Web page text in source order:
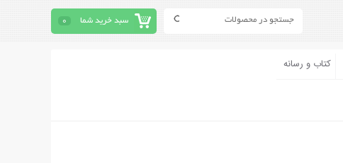
سبد خرید شما 0
کتاب و رسانه